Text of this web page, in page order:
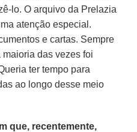
lo. O arquivo da Prelazia
atenção especial.
e cartas. Sempre
das vezes foi
ter tempo para
ao longo desse meio
que, recentemente,